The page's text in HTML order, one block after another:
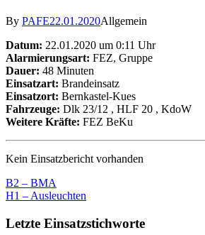
By PAFE22.01.2020Allgemein
Datum: 22.01.2020 um 0:11 Uhr
Alarmierungsart: FEZ, Gruppe
Dauer: 48 Minuten
Einsatzart: Brandeinsatz
Einsatzort: Bernkastel-Kues
Fahrzeuge: Dlk 23/12 , HLF 20 , KdoW
Weitere Kräfte: FEZ BeKu
Kein Einsatzbericht vorhanden
B2 – BMA
H1 – Ausleuchten
Letzte Einsatzstichworte